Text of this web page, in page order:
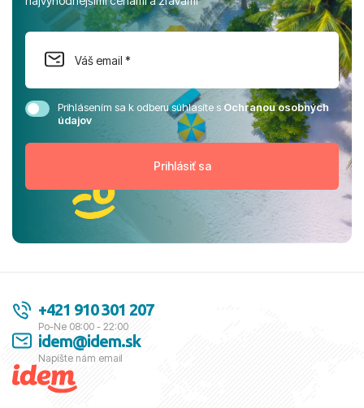
Prihlásením sa k odberu súhlasíte sOchranou osobných
údajov
+421 910 301 207
Po-Ne 08:00 - 22:00
idem@idem.sk
Napíšte nám email